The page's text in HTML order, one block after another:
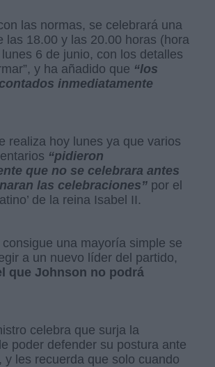
las normas, se celebrará una
las 18.00 y las 20.00 horas (hora
lunes 6 de junio, con los detalles
y ha añadido que “los
inmediatamente
realiza hoy lunes ya que varios
“pidieron
que no se celebrara antes
las celebraciones” por el
de la reina Isabel II.
una mayoría simple se
a un nuevo líder del partido,
que Johnson no podrá
celebra que surja la
poder defender su postura ante
y les recuerda que solo cuando